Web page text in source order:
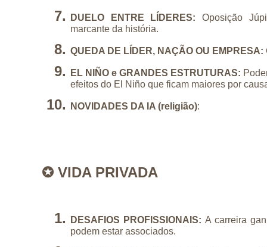
DUELO ENTRE LÍDERES: Oposição
marcante da história.
QUEDA DE LÍDER, NAÇÃO OU EMPRESA:
EL NIÑO e GRANDES ESTRUTURAS:
efeitos do El Niño que ficam maiores por
NOVIDADES DA IA (religião):
✪ VIDA PRIVADA
DESAFIOS PROFISSIONAIS: A carreira
podem estar associados.